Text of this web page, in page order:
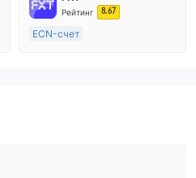
Основной стандарт MT4
Рейтинг 8.67
ECN-счет